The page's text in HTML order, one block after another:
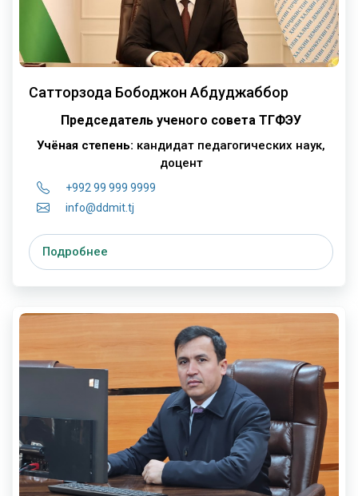
Сатторзода Бободжон Абдуджаббор
Председатель ученого совета ТГФЭУ
Учёная степень: кандидат педагогических наук,
доцент
+992 99 999 9999
info@ddmit.tj
Подробнее